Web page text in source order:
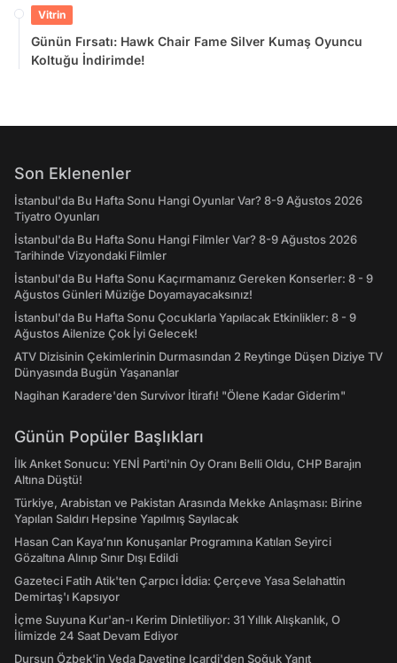
Vitrin
Günün Fırsatı: Hawk Chair Fame Silver Kumaş Oyuncu
Koltuğu İndirimde!
Son Eklenenler
İstanbul'da Bu Hafta Sonu Hangi Oyunlar Var? 8-9 Ağustos 2026
Tiyatro Oyunları
İstanbul'da Bu Hafta Sonu Hangi Filmler Var? 8-9 Ağustos 2026
Tarihinde Vizyondaki Filmler
İstanbul'da Bu Hafta Sonu Kaçırmamanız Gereken Konserler: 8 - 9
Ağustos Günleri Müziğe Doyamayacaksınız!
İstanbul'da Bu Hafta Sonu Çocuklarla Yapılacak Etkinlikler: 8 - 9
Ağustos Ailenize Çok İyi Gelecek!
ATV Dizisinin Çekimlerinin Durmasından 2 Reytinge Düşen Diziye TV
Dünyasında Bugün Yaşananlar
Nagihan Karadere'den Survivor İtirafı! "Ölene Kadar Giderim"
Günün Popüler Başlıkları
İlk Anket Sonucu: YENİ Parti'nin Oy Oranı Belli Oldu, CHP Barajın
Altına Düştü!
Türkiye, Arabistan ve Pakistan Arasında Mekke Anlaşması: Birine
Yapılan Saldırı Hepsine Yapılmış Sayılacak
Hasan Can Kaya’nın Konuşanlar Programına Katılan Seyirci
Gözaltına Alınıp Sınır Dışı Edildi
Gazeteci Fatih Atik'ten Çarpıcı İddia: Çerçeve Yasa Selahattin
Demirtaş'ı Kapsıyor
İçme Suyuna Kur'an-ı Kerim Dinletiliyor: 31 Yıllık Alışkanlık, O
İlimizde 24 Saat Devam Ediyor
Dursun Özbek'in Veda Davetine Icardi'den Soğuk Yanıt